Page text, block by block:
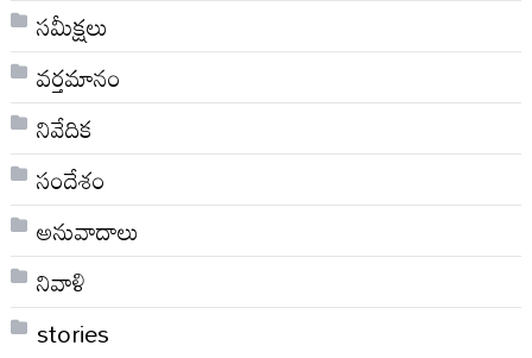
సమీక్షలు
వర్తమానం
నివేదిక
సందేశం
అనువాదాలు
నివాళి
stories